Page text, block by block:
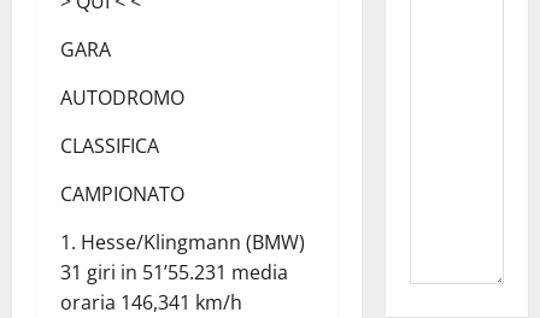
GARA
AUTODROMO
CLASSIFICA
CAMPIONATO
1. Hesse/Klingmann (BMW)
31 giri in 51’55.231 media
oraria 146,341 km/h